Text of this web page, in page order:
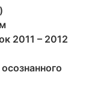
2011 – 2012